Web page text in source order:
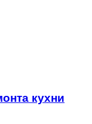
кухни